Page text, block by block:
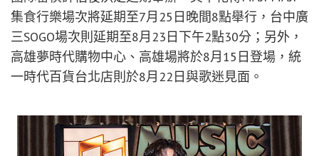
集食行樂場次將延期至7月25日晚間8點舉行，台中廣
三SOGO場次則延期至8月23日下午2點30分；另外，
高雄夢時代購物中心、高雄場將於8月15日登場，統
一時代百貨台北店則於8月22日與歌迷見面。